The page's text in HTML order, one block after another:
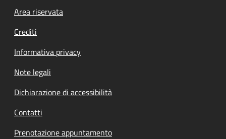
Footer menu
Area riservata
Crediti
Informativa privacy
Note legali
Dichiarazione di accessibilità
Contatti
Prenotazione appuntamento